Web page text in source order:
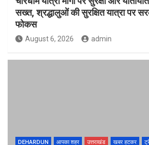
सख्त, श्रद्धालुओं की सुरक्षित यात्रा पर
फोकस
August 6, 2026 admin
DEHARDUN आपका शहर उत्तराखंड खबर हटकर